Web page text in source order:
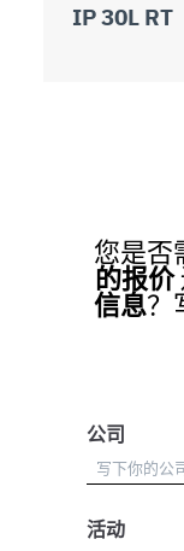
IP 30L RT
您是否
的报价
信息？
公司
活动